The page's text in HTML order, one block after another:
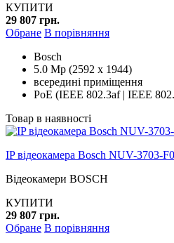
КУПИТИ
29 807 грн.
Обране В порівняння
Bosch
5.0 Mp (2592 x 1944)
всередині приміщення
PoE (IEEE 802.3af | IEEE
Товар в наявності
IP відеокамера Bosch NUV-3703-
Відеокамери BOSCH
КУПИТИ
29 807 грн.
Обране В порівняння